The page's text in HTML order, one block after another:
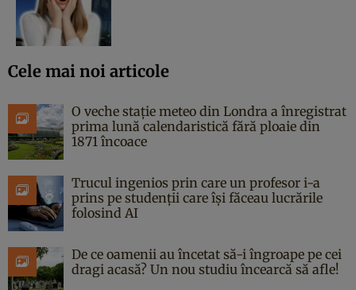
Cele mai noi articole
O veche stație meteo din Londra a înregistrat
prima lună calendaristică fără ploaie din
1871 încoace
Trucul ingenios prin care un profesor i-a
prins pe studenții care își făceau lucrările
folosind AI
De ce oamenii au încetat să-i îngroape pe cei
dragi acasă? Un nou studiu încearcă să afle!